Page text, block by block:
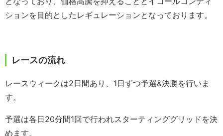
ションを目的としたレギュレーションとなっております。
レースの流れ
レースウィークは2日間あり、1日ずつ予選&決勝を行いま
す。
予選は各日20分間1回で行われスターティンググリッドを決
めます。